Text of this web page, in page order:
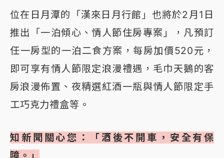
位在日月潭的「漢來日月行館」也將於2月1日
推出「一泊傾心、情人節住房專案」，凡預訂
任一房型的一泊二食方案，每房加價520元，
即可享有情人節限定浪漫禮遇，毛巾天鵝的客
房浪漫佈置、夜精選紅酒一瓶與情人節限定手
工巧克力禮盒等。
知新聞關心您：「酒後不開車，安全有保
障。」